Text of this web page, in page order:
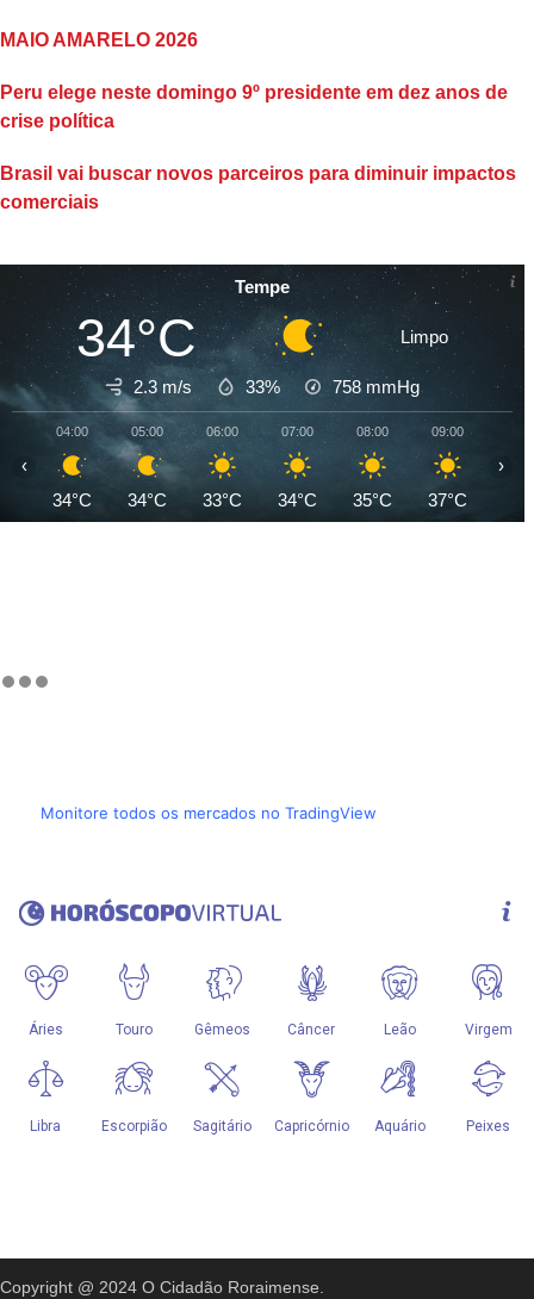
MAIO AMARELO 2026
Peru elege neste domingo 9º presidente em dez anos de
crise política
Brasil vai buscar novos parceiros para diminuir impactos
comerciais
Tempe
34°C Limpo
2.3 m/s 33% 758 mmHg
04:00
34°C
05:00
34°C
06:00
33°C
07:00
34°C
08:00
35°C
09:00
37°C
‹ ›
Monitore todos os mercados no TradingView
Copyright @ 2024 O Cidadão Roraimense.